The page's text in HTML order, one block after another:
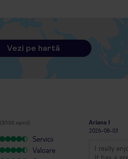
Vezi pe hartă
(8300 opinii)
Servicii
Valoare
Ariana I
2026-08-03
I really